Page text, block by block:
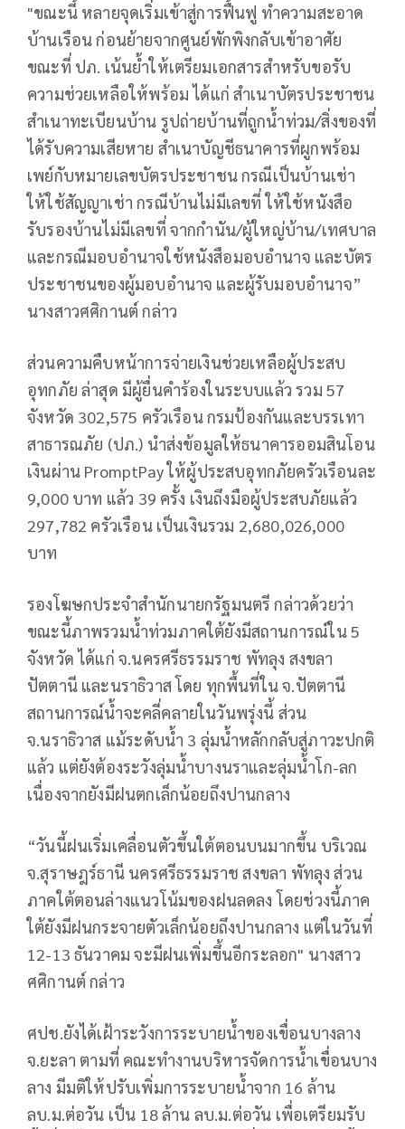
"ขณะนี้ หลายจุดเริ่มเข้าสู่การฟื้นฟู ทำความสะอาด
บ้านเรือน ก่อนย้ายจากศูนย์พักพิงกลับเข้าอาศัย
ขณะที่ ปภ. เน้นย้ำให้เตรียมเอกสารสำหรับขอรับ
ความช่วยเหลือให้พร้อม ได้แก่ สำเนาบัตรประชาชน
สำเนาทะเบียนบ้าน รูปถ่ายบ้านที่ถูกน้ำท่วม/สิ่งของที่
ได้รับความเสียหาย สำเนาบัญชีธนาคารที่ผูกพร้อม
เพย์กับหมายเลขบัตรประชาชน กรณีเป็นบ้านเช่า
ให้ใช้สัญญาเช่า กรณีบ้านไม่มีเลขที่ ให้ใช้หนังสือ
รับรองบ้านไม่มีเลขที่ จากกำนัน/ผู้ใหญ่บ้าน/เทศบาล
และกรณีมอบอำนาจใช้หนังสือมอบอำนาจ และบัตร
ประชาชนของผู้มอบอำนาจ และผู้รับมอบอำนาจ”
นางสาวศศิกานต์ กล่าว
ส่วนความคืบหน้าการจ่ายเงินช่วยเหลือผู้ประสบ
อุทกภัย ล่าสุด มีผู้ยื่นคำร้องในระบบแล้ว รวม 57
จังหวัด 302,575 ครัวเรือน กรมป้องกันและบรรเทา
สาธารณภัย (ปภ.) นำส่งข้อมูลให้ธนาคารออมสินโอน
เงินผ่าน PromptPay ให้ผู้ประสบอุทกภัยครัวเรือนละ
9,000 บาท แล้ว 39 ครั้ง เงินถึงมือผู้ประสบภัยแล้ว
297,782 ครัวเรือน เป็นเงินรวม 2,680,026,000
บาท
รองโฆษกประจำสำนักนายกรัฐมนตรี กล่าวด้วยว่า
ขณะนี้ภาพรวมน้ำท่วมภาคใต้ยังมีสถานการณ์ใน 5
จังหวัด ได้แก่ จ.นครศรีธรรมราช พัทลุง สงขลา
ปัตตานี และนราธิวาส โดย ทุกพื้นที่ใน จ.ปัตตานี
สถานการณ์น้ำจะคลี่คลายในวันพรุ่งนี้ ส่วน
จ.นราธิวาส แม้ระดับน้ำ 3 ลุ่มน้ำหลักกลับสู่ภาวะปกติ
แล้ว แต่ยังต้องระวังลุ่มน้ำบางนราและลุ่มน้ำโก-ลก
เนื่องจากยังมีฝนตกเล็กน้อยถึงปานกลาง
“วันนี้ฝนเริ่มเคลื่อนตัวขึ้นใต้ตอนบนมากขึ้น บริเวณ
จ.สุราษฎร์ธานี นครศรีธรรมราช สงขลา พัทลุง ส่วน
ภาคใต้ตอนล่างแนวโน้มของฝนลดลง โดยช่วงนี้ภาค
ใต้ยังมีฝนกระจายตัวเล็กน้อยถึงปานกลาง แต่ในวันที่
12-13 ธันวาคม จะมีฝนเพิ่มขึ้นอีกระลอก" นางสาว
ศศิกานต์ กล่าว
ศปช.ยังได้เฝ้าระวังการระบายน้ำของเขื่อนบางลาง
จ.ยะลา ตามที่ คณะทำงานบริหารจัดการน้ำเขื่อนบาง
ลาง มีมติให้ปรับเพิ่มการระบายน้ำจาก 16 ล้าน
ลบ.ม.ต่อวัน เป็น 18 ล้าน ลบ.ม.ต่อวัน เพื่อเตรียมรับ